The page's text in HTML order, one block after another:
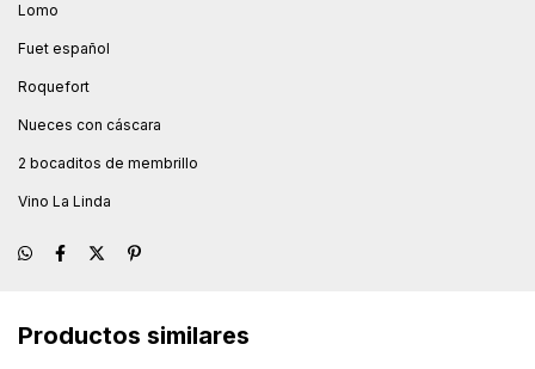
Lomo
Fuet español
Roquefort
Nueces con cáscara
2 bocaditos de membrillo
Vino La Linda
Productos similares